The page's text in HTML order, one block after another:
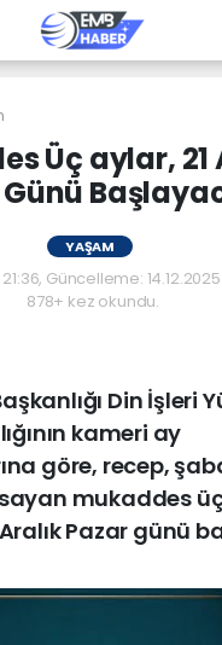
Üç aylar, 21
YAŞAM
Güncelleme:
878+ kez okundu.
Din İşleri
kameri ay
göre, recep,
mukaddes
Aralık Pazar günü